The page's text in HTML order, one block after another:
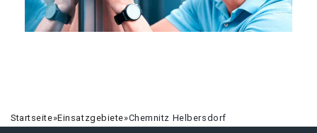
Startseite»Einsatzgebiete»Chemnitz Helbersdorf